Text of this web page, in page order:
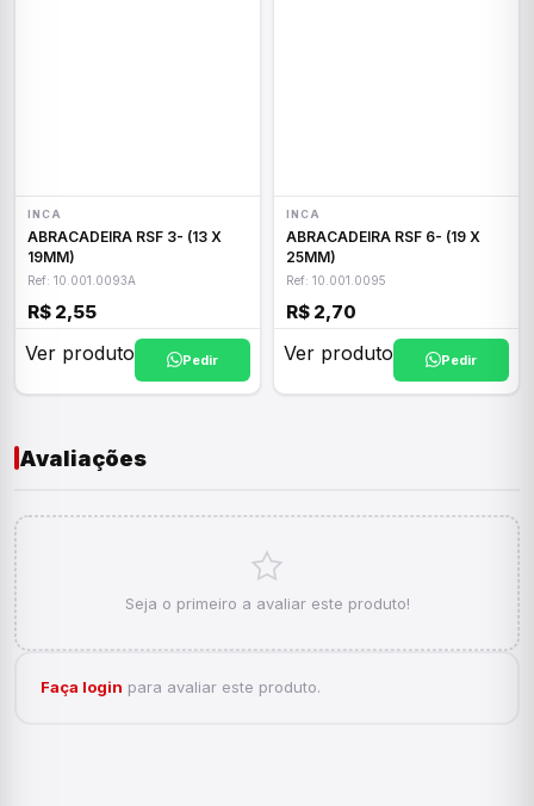
INCA
ABRACADEIRA RSF 3- (13 X
19MM)
Ref: 10.001.0093A
R$ 2,55
Ver produto Pedir
INCA
ABRACADEIRA RSF 6- (19 X
25MM)
Ref: 10.001.0095
R$ 2,70
Ver produto Pedir
Avaliações
Seja o primeiro a avaliar este produto!
Faça login para avaliar este produto.